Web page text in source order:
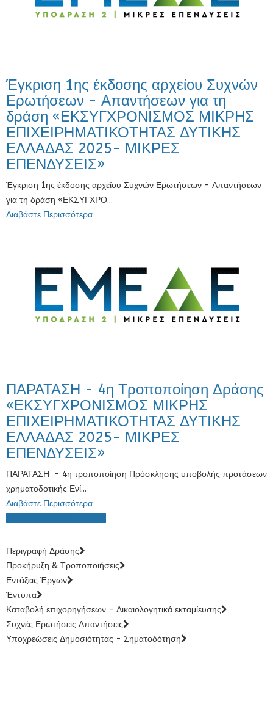
Έγκριση 1ης έκδοσης αρχείου Συχνών
Ερωτήσεων - Απαντήσεων για τη
δράση «ΕΚΣΥΓΧΡΟΝΙΣΜΟΣ ΜΙΚΡΗΣ
ΕΠΙΧΕΙΡΗΜΑΤΙΚΟΤΗΤΑΣ ΔΥΤΙΚΗΣ
ΕΛΛΑΔΑΣ 2025- ΜΙΚΡΕΣ
ΕΠΕΝΔΥΣΕΙΣ»
Έγκριση 1ης έκδοσης αρχείου Συχνών Ερωτήσεων - Απαντήσεων
για τη δράση «ΕΚΣΥΓΧΡΟ...
Διαβάστε Περισσότερα
ΠΑΡΑΤΑΣΗ - 4η Τροποποίηση Δράσης
«ΕΚΣΥΓΧΡΟΝΙΣΜΟΣ ΜΙΚΡΗΣ
ΕΠΙΧΕΙΡΗΜΑΤΙΚΟΤΗΤΑΣ ΔΥΤΙΚΗΣ
ΕΛΛΑΔΑΣ 2025- ΜΙΚΡΕΣ
ΕΠΕΝΔΥΣΕΙΣ»
ΠΑΡΑΤΑΣΗ - 4η τροποποίηση Πρόσκλησης υποβολής προτάσεων
χρηματοδοτικής Ενί...
Διαβάστε Περισσότερα
Περιγραφή Δράσης
Προκήρυξη & Τροποποιήσεις
Εντάξεις Έργων
Έντυπα
Καταβολή επιχορηγήσεων - Δικαιολογητικά εκταμίευσης
Συχνές Ερωτήσεις Απαντήσεις
Υποχρεώσεις Δημοσιότητας - Σηματοδότηση